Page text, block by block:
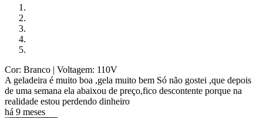
Cor: Branco | Voltagem: 110V
A geladeira é muito boa ,gela muito bem Só não gostei ,que depois
de uma semana ela abaixou de preço,fico descontente porque na
realidade estou perdendo dinheiro
há 9 meses